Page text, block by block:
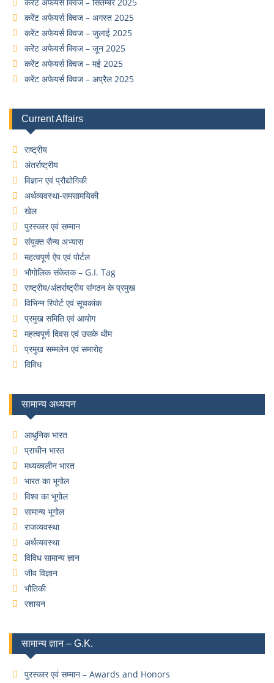
करेंट अफेयर्स क्विज – अगस्त 2025
करेंट अफेयर्स क्विज – जुलाई 2025
करेंट अफेयर्स क्विज – जून 2025
करेंट अफेयर्स क्विज – मई 2025
करेंट अफेयर्स क्विज – अप्रैल 2025
Current Affairs
राष्ट्रीय
अंतर्राष्ट्रीय
विज्ञान एवं प्रौद्योगिकी
अर्थव्यवस्था-समसामयिकी
खेल
पुरस्कार एवं सम्मान
संयुक्त सैन्य अभ्यास
महत्वपूर्ण ऐप एवं पोर्टल
भौगोलिक संकेतक – G.I. Tag
राष्ट्रीय/अंतर्राष्ट्रीय संगठन के प्रमुख
विभिन्न रिपोर्ट एवं सूचकांक
प्रमुख समिति एवं आयोग
महत्वपूर्ण दिवस एवं उसके थीम
प्रमुख सम्मलेन एवं समारोह
विविध
सामान्य अध्ययन
आधुनिक भारत
प्राचीन भारत
मध्यकालीन भारत
भारत का भूगोल
विश्व का भूगोल
सामान्य भूगोल
राजव्यवस्था
अर्थव्यवस्था
विविध सामान्य ज्ञान
जीव विज्ञान
भौतिकी
रशायन
सामान्य ज्ञान – G.K.
पुरस्कार एवं सम्मान – Awards and Honors